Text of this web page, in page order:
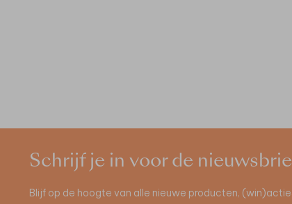
Schrijf je in voor de
Blijf op de hoogte van alle nieuwe producten,